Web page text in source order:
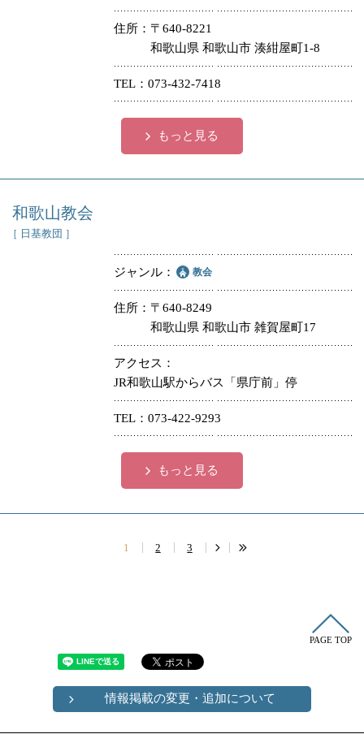
住所
〒640-8221
和歌山県 和歌山市 湊紺屋町1-8
TEL 073-432-7418
もっと見る
和歌山教会
［ 日基教団 ］
ジャンル 教会
住所
〒640-8249
和歌山県 和歌山市 雑賀屋町17
アクセス
JR和歌山駅からバス「県庁前」停
TEL 073-422-9293
もっと見る
1 2 3
PAGE TOP
情報掲載の変更・追加について